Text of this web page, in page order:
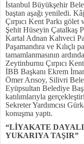
İstanbul Büyükşehir
baştan aşağı yeniledi.
Çırpıcı Kent Parkı
Şehit Hüseyin Çatalkaş
Kartal Adnan Kahveci
Paşamandıra ve Kılıçlı
tamamlanmasının
Zeytinburnu Çırpıcı
İBB Başkanı Ekrem
Ömer Arısoy, Silivri
Eyüpsultan Belediye
katılımlarıyla
Sekreter Yardımcısı
konuşma yaptı.
“LİYAKATE
YUKARIYA TAŞIR”